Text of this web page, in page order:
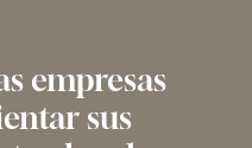
empresas
sus